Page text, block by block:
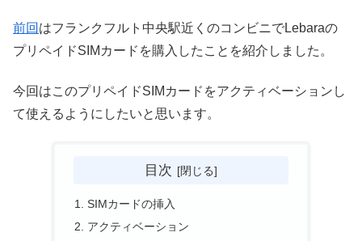
前回 はフランクフルト中央駅近くのコンビニでLebaraの
プリペイドSIMカードを購入したことを紹介しました。
今回はこのプリペイドSIMカードをアクティベーションし
て使えるようにしたいと思います。
目次
SIMカードの挿入
アクティベーション